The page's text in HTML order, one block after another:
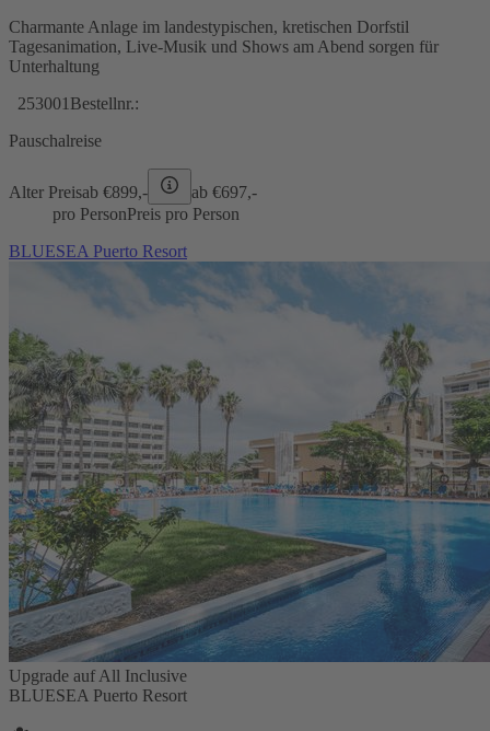
Charmante Anlage im landestypischen, kretischen Dorfstil
Tagesanimation, Live-Musik und Shows am Abend sorgen für
Unterhaltung
253001 Bestellnr.:
Pauschalreise
Alter Preisab €899,- ab €697,-
pro PersonPreis pro Person
BLUESEA Puerto Resort
Upgrade auf All Inclusive
BLUESEA Puerto Resort